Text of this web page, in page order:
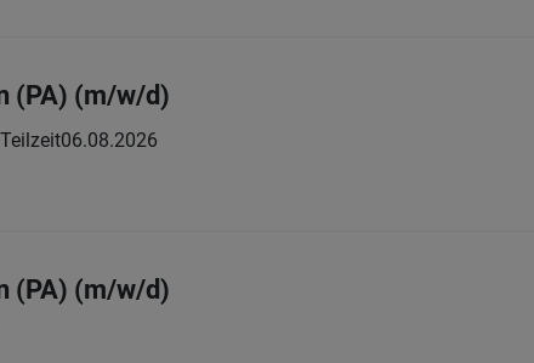
(PA) (m/w/d)
06.08.2026
(PA) (m/w/d)